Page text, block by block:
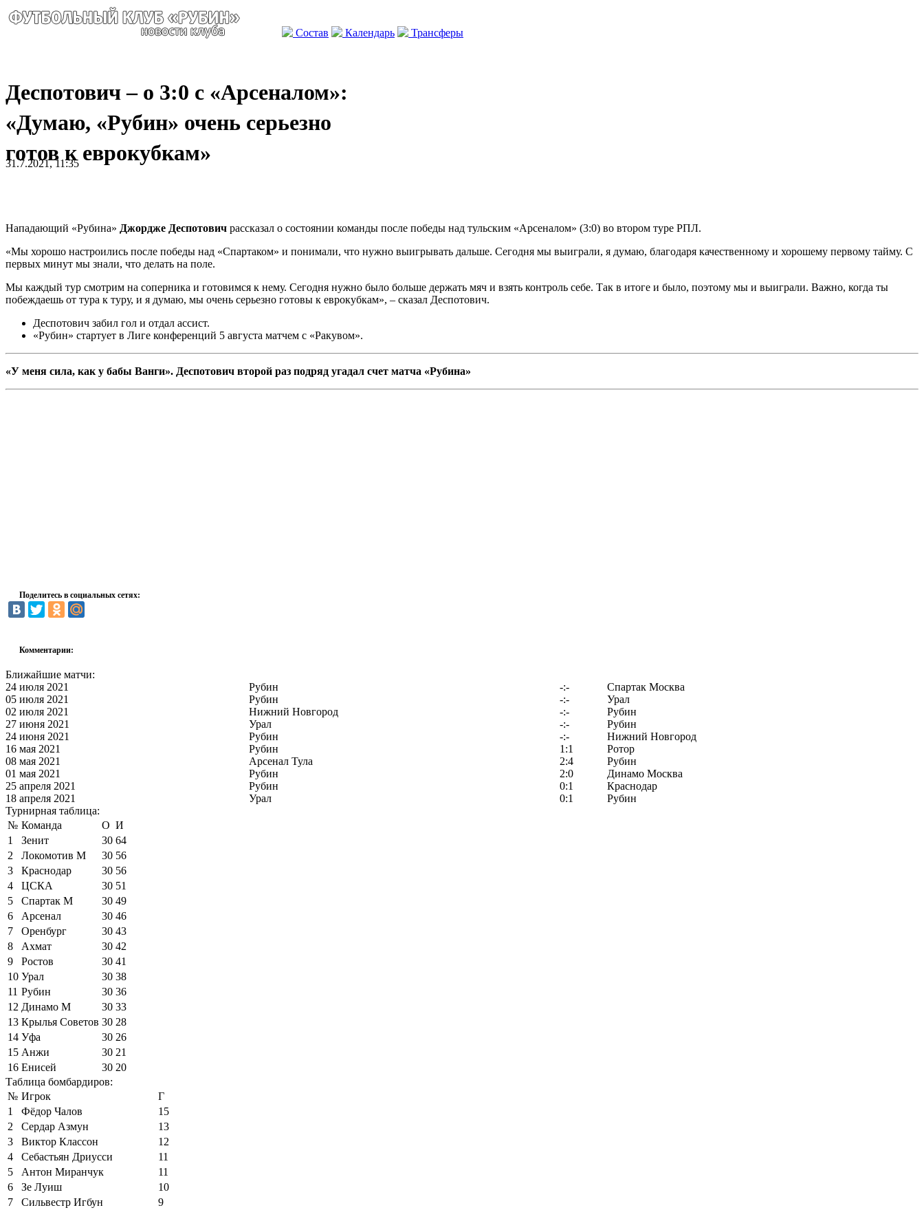
Состав Календарь Трансферы
Деспотович – о 3:0 с «Арсеналом»:
«Думаю, «Рубин» очень серьезно
готов к еврокубкам»
31.7.2021, 11:35
Нападающий «Рубина» Джордже Деспотович рассказал о состоянии команды после победы над тульским «Арсеналом» (3:0) во втором туре РПЛ.
«Мы хорошо настроились после победы над «Спартаком» и понимали, что нужно выигрывать дальше. Сегодня мы выиграли, я думаю, благодаря качественному и хорошему первому тайму. С
первых минут мы знали, что делать на поле.
Мы каждый тур смотрим на соперника и готовимся к нему. Сегодня нужно было больше держать мяч и взять контроль себе. Так в итоге и было, поэтому мы и выиграли. Важно, когда ты
побеждаешь от тура к туру, и я думаю, мы очень серьезно готовы к еврокубкам», – сказал Деспотович.
Деспотович забил гол и отдал ассист.
«Рубин» стартует в Лиге конференций 5 августа матчем с «Ракувом».
«У меня сила, как у бабы Ванги». Деспотович второй раз подряд угадал счет матча «Рубина»
Поделитесь в социальных сетях:
Комментарии:
Ближайшие матчи:
24 июля 2021
Рубин -:-
Спартак Москва
05 июля 2021
Рубин -:-
Урал
02 июля 2021
Нижний Новгород -:-
Рубин
27 июня 2021
Урал -:-
Рубин
24 июня 2021
Рубин -:-
Нижний Новгород
16 мая 2021
Рубин 1:1
Ротор
08 мая 2021
Арсенал Тула 2:4
Рубин
01 мая 2021
Рубин 2:0
Динамо Москва
25 апреля 2021
Рубин 0:1
Краснодар
18 апреля 2021
Урал 0:1
Рубин
Турнирная таблица:
№ Команда О И
1
Зенит 30 64
2
Локомотив М 30 56
3
Краснодар 30 56
4
ЦСКА 30 51
5
Спартак М 30 49
6
Арсенал 30 46
7
Оренбург 30 43
8
Ахмат 30 42
9
Ростов 30 41
10 Урал 30 38
11 Рубин 30 36
12 Динамо М 30 33
13 Крылья Советов 30 28
14 Уфа 30 26
15 Анжи 30 21
16 Енисей 30 20
Таблица бомбардиров:
№ Игрок
Г
1
Фёдор Чалов
15
2
Сердар Азмун
13
3
Виктор Классон
12
4
Себастьян Дриусси
11
5
Антон Миранчук
11
6
Зе Луиш
10
7
Сильвестр Игбун
9